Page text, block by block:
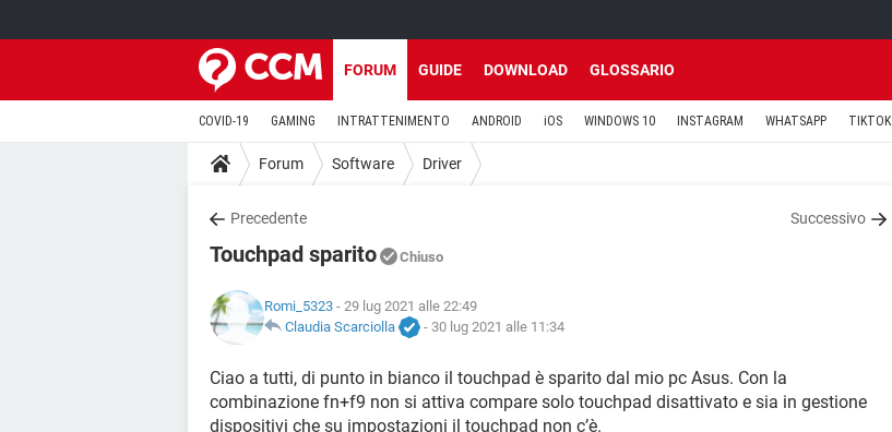
FORUM GUIDE DOWNLOAD GLOSSARIO
COVID-19 GAMING INTRATTENIMENTO ANDROID iOS WINDOWS 10 INSTAGRAM WHATSAPP TIKTOK
Forum Software Driver
Precedente Successivo
Touchpad sparito Chiuso
Romi_5323 - 29 lug 2021 alle 22:49
Claudia Scarciolla
- 30 lug 2021 alle 11:34
Ciao a tutti, di punto in bianco il touchpad è sparito dal mio pc Asus. Con la
combinazione fn+f9 non si attiva compare solo touchpad disattivato e sia in gestione
dispositivi che su impostazioni il touchpad non c’è.